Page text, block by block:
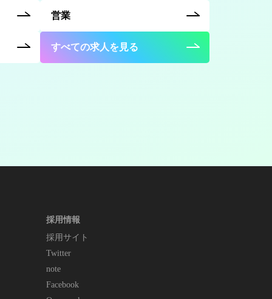
営業
すべての求人を見る
採用情報
採用サイト
Twitter
note
Facebook